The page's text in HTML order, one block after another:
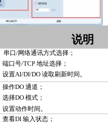
说明
串口/网络通讯方式选择；
端口号/TCP 地址选择；
设置AI/DI/DO 读取刷新时间。
操作DO 通道；
选择DO 模式；
设置动作时间。
查看DI 输入状态；